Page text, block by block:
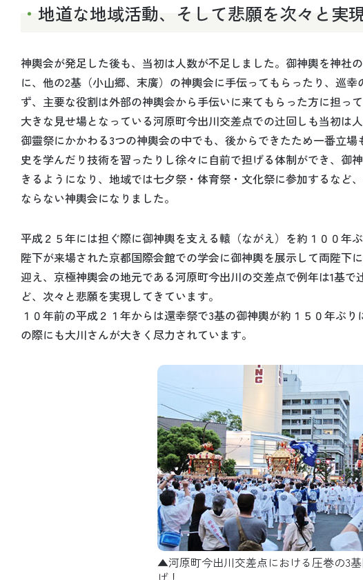
地道な地域活動、そして悲願を次々と実
神輿会が発足した後も、当初は人数が不足しました。御神輿を神社
に、他の2基（小山郷、末廣）の神輿会に手伝ってもらったり、巡
ず、主要な役割は外部の神輿会から手伝いに来てもらった方に担っ
大きな見せ場となっている河原町今出川交差点での辻回しも当初は
御靈祭にかかわる3つの神輿会の中でも、後からできたため一番立
史を学んだり技術を習ったりし徐々に自前で担げる体制ができ、御
きるようになり、地域では七夕祭・体育祭・文化祭に参加するなど
ならない神輿会になりました。
平成２５年には担ぐ際に御神輿を支える轅（ながえ）を約１００年
陛下が来場された京都国際会館での学会に御神輿を展示して両陛下
迎え、京極神輿会の地元である河原町今出川の交差点で例年は1基
ど、次々と悲願を実現してきています。
１０年前の平成２１年からは還幸祭で3基の御神輿が約１５０年ぶ
の際にも大川さんが大きく尽力されています。
▲河原町今出川交差点における圧巻の3